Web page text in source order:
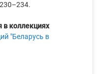
в коллекциях
"Беларусь в